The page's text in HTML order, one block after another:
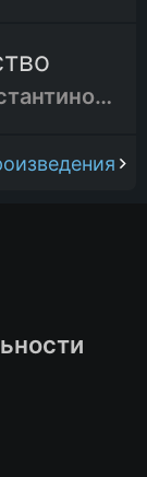
Рерих Николай Константинович